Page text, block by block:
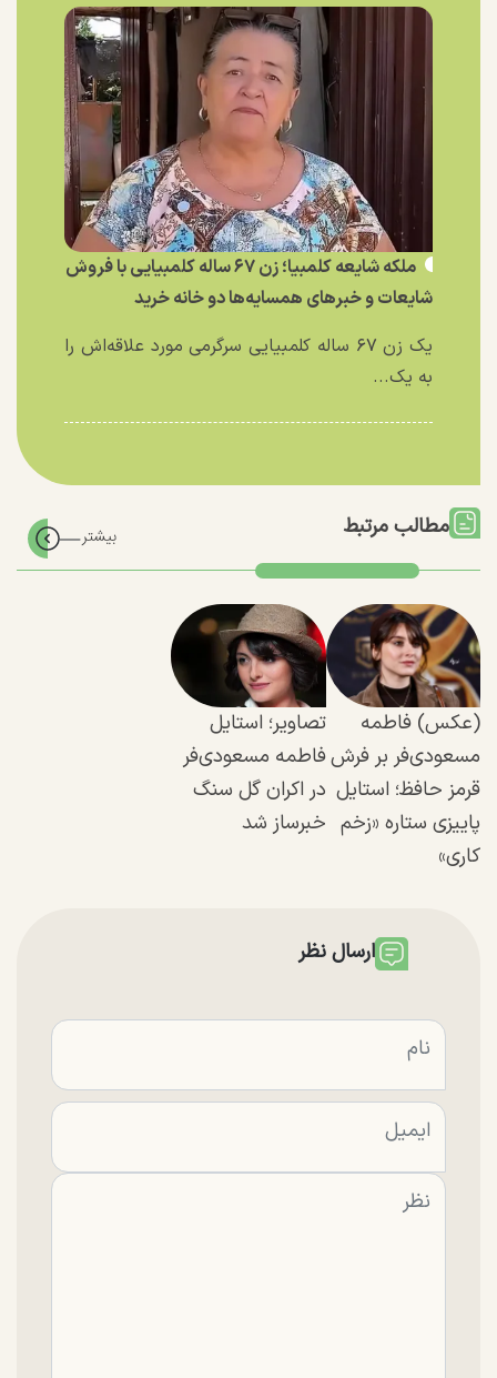
ملکه شایعه کلمبیا؛ زن ۶۷ ساله کلمبیایی با فروش
شایعات و خبر‌های همسایه‌ها دو خانه خرید
یک زن ۶۷ ساله کلمبیایی سرگرمی مورد علاقه‌اش را
به یک...
مطالب مرتبط
(عکس) فاطمه
مسعودی‌فر بر فرش
قرمز حافظ؛ استایل
پاییزی ستاره «زخم
کاری»
تصاویر؛ استایل
فاطمه مسعودی‌فر
در اکران گل سنگ
خبرساز شد
ارسال نظر